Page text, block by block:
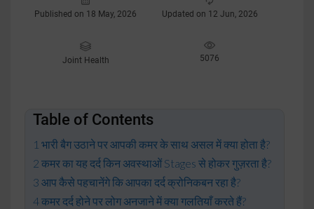
Published on 18 May, 2026 Updated on 12 Jun, 2026
Joint Health 5076
Table of Contents
भारी बैग उठाने पर आपकी कमर के साथ असल में क्या होता है?
कमर का यह दर्द किन अवस्थाओं Stages से होकर गुज़रता है?
आप कैसे पहचानेंगे कि आपका दर्द क्रोनिकबन रहा है?
कमर दर्द होने पर लोग अनजाने में क्या गलतियाँ करते हैं?